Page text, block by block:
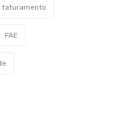
faturamento
FAE